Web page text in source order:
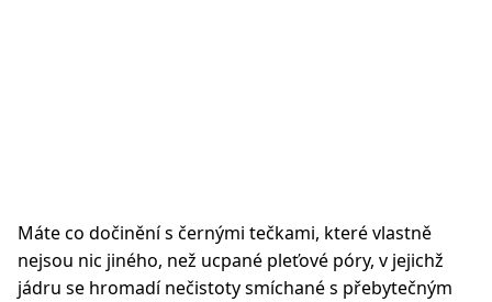
Máte co dočinění s černými tečkami, které vlastně
nejsou nic jiného, než ucpané pleťové póry, v jejichž
jádru se hromadí nečistoty smíchané s přebytečným